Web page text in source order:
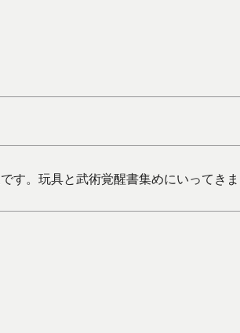
す。玩具と武術覚醒書集めにいってきま